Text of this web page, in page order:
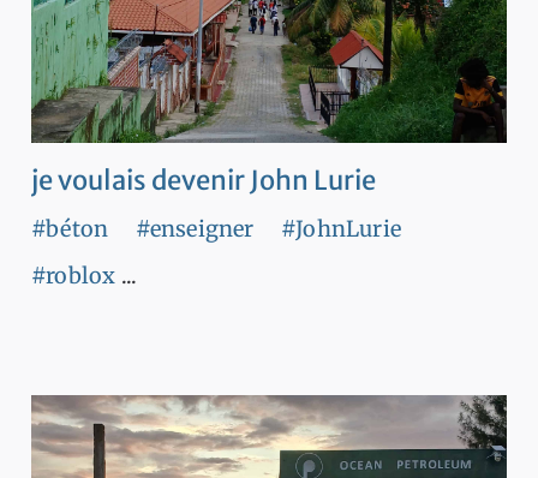
je voulais devenir John Lurie
#béton #enseigner
#JohnLurie
#roblox ...